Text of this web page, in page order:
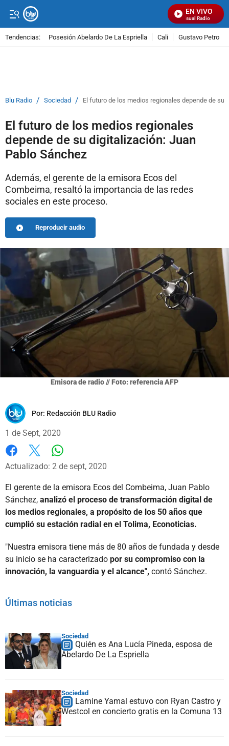
EN VIVO
Señal Visual Radio
Tendencias: Posesión Abelardo De La Espriella Cali Gustavo Petro
Blu Radio / Sociedad / El futuro de los medios regionales depende de su
El futuro de los medios regionales
depende de su digitalización: Juan
Pablo Sánchez
Además, el gerente de la emisora Ecos del
Combeima, resaltó la importancia de las redes
sociales en este proceso.
Reproducir audio
Emisora de radio // Foto: referencia AFP
Por: Redacción BLU Radio
1 de Sept, 2020
Facebook
X
Actualizado: 2 de sept, 2020
El gerente de la emisora Ecos del Combeima, Juan Pablo
Sánchez, analizó el proceso de transformación digital de
los medios regionales, a propósito de los 50 años que
cumplió su estación radial en el Tolima, Econoticias.
"Nuestra emisora tiene más de 80 años de fundada y desde
su inicio se ha caracterizado por su compromiso con la
innovación, la vanguardia y el alcance", contó Sánchez.
Últimas noticias
Sociedad
Quién es Ana Lucía Pineda, esposa de
Abelardo De La Espriella
Sociedad
Lamine Yamal estuvo con Ryan Castro y
Westcol en concierto gratis en la Comuna 13